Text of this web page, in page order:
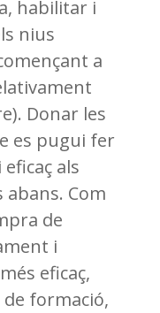
habilitar i
nius
a
Donar les
es pugui fer
als
Com
de
i
eficaç,
formació,